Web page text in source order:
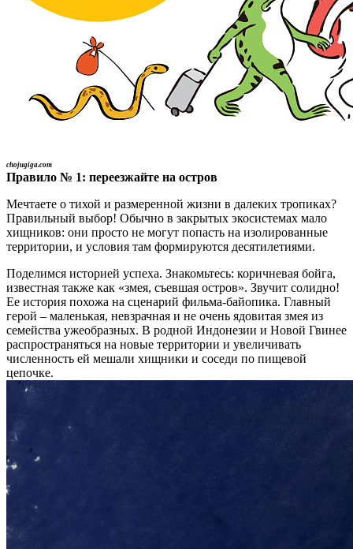
chojugiga.com
Правило № 1: переезжайте на остров
Мечтаете о тихой и размеренной жизни в далеких тропиках?
Правильный выбор! Обычно в закрытых экосистемах мало
хищников: они просто не могут попасть на изолированные
территории, и условия там формируются десятилетиями.
Поделимся историей успеха. Знакомьтесь: коричневая бойга,
известная также как «змея, съевшая остров». Звучит солидно!
Ее история похожа на сценарий фильма-байопика. Главный
герой – маленькая, невзрачная и не очень ядовитая змея из
семейства ужеобразных. В родной Индонезии и Новой Гвинее
распространяться на новые территории и увеличивать
численность ей мешали хищники и соседи по пищевой
цепочке.